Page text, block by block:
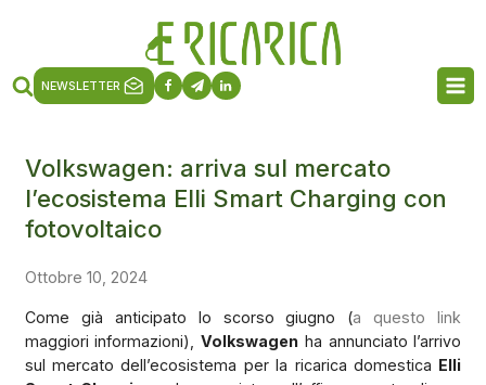
NEWSLETTER
Volkswagen: arriva sul mercato
l’ecosistema Elli Smart Charging con
fotovoltaico
Ottobre 10, 2024
Come già anticipato lo scorso giugno (a questo link
maggiori informazioni),Volkswagen ha annunciato l’arrivo
sul mercato dell’ecosistema per la ricarica domestica Elli